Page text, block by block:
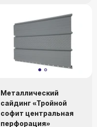
Металлический
сайдинг «Тройной
софит центральная
перфорация»